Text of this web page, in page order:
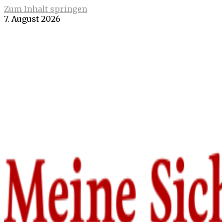
Zum Inhalt springen
7. August 2026